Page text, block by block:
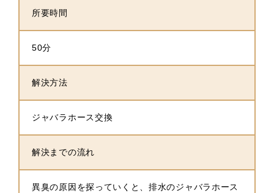
所要時間
50分
解決方法
ジャバラホース交換
解決までの流れ
異臭の原因を探っていくと、排水のジャバラホース